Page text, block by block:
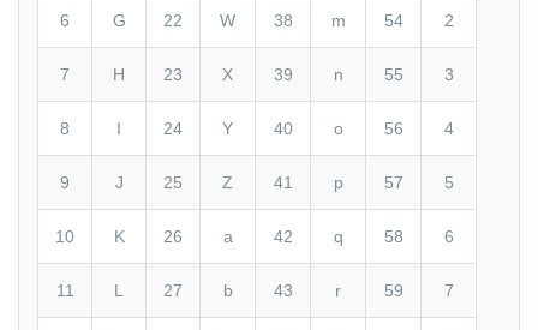
6 G 22 W 38 m 54 2
7 H 23 X 39 n 55 3
8 I 24 Y 40 o 56 4
9 J 25 Z 41 p 57 5
10 K 26 a 42 q 58 6
11 L 27 b 43 r 59 7